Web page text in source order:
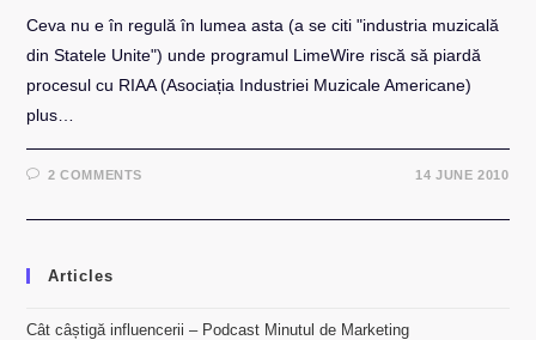
Ceva nu e în regulă în lumea asta (a se citi "industria muzicală
din Statele Unite") unde programul LimeWire riscă să piardă
procesul cu RIAA (Asociația Industriei Muzicale Americane)
plus…
2 COMMENTS 14 JUNE 2010
Articles
Cât câștigă influencerii – Podcast Minutul de Marketing